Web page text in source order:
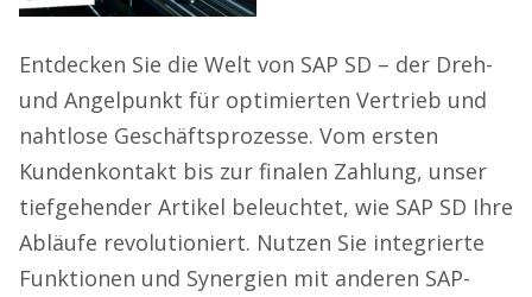
Entdecken Sie die Welt von SAP SD – der Dreh-
und Angelpunkt für optimierten Vertrieb und
nahtlose Geschäftsprozesse. Vom ersten
Kundenkontakt bis zur finalen Zahlung, unser
tiefgehender Artikel beleuchtet, wie SAP SD Ihre
Abläufe revolutioniert. Nutzen Sie integrierte
Funktionen und Synergien mit anderen SAP-